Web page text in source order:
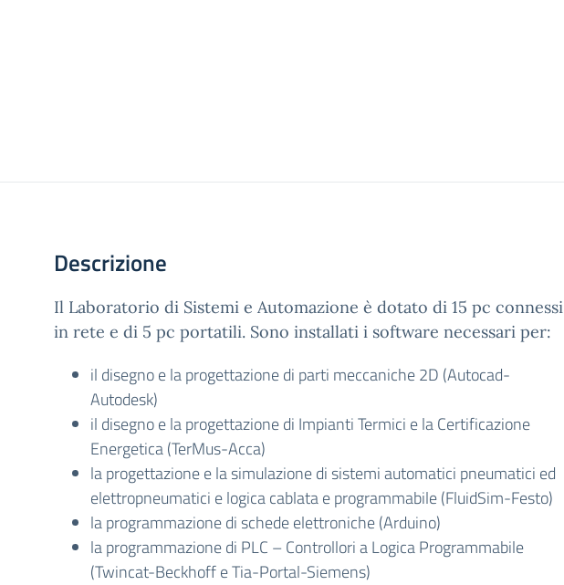
Descrizione
Il Laboratorio di Sistemi e Automazione è dotato di 15 pc connessi
in rete e di 5 pc portatili. Sono installati i software necessari per:
il disegno e la progettazione di parti meccaniche 2D (Autocad-
Autodesk)
il disegno e la progettazione di Impianti Termici e la Certificazione
Energetica (TerMus-Acca)
la progettazione e la simulazione di sistemi automatici pneumatici ed
elettropneumatici e logica cablata e programmabile (FluidSim-Festo)
la programmazione di schede elettroniche (Arduino)
la programmazione di PLC – Controllori a Logica Programmabile
(Twincat-Beckhoff e Tia-Portal-Siemens)